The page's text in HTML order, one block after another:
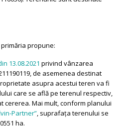
propune:
13.08.2021 privind vânzarea
de asemenea destinat
asupra acestui teren va fi
care se află pe terenul respectiv,
cererea. Mai mult, conform planului
Partner”, suprafața terenului se
ha.